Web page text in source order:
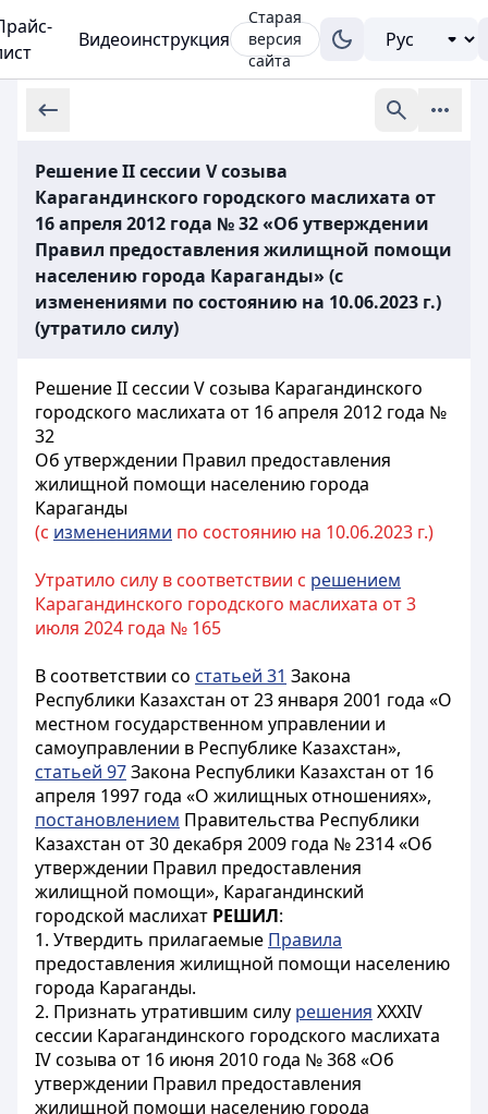
Видеоинструкция
Старая
версия
сайта
Решение II сессии V созыва
Карагандинского городского маслихата от
16 апреля 2012 года № 32 «Об утверждении
Правил предоставления жилищной помощи
населению города Караганды» (с
изменениями по состоянию на 10.06.2023 г.)
(утратило силу)
Решение II сессии V созыва Карагандинского
городского маслихата от 16 апреля 2012 года №
32
Об утверждении Правил предоставления
жилищной помощи населению города
Караганды
(с изменениями по состоянию на 10.06.2023 г.)
Утратило силу в соответствии с решением
Карагандинского городского маслихата от 3
июля 2024 года № 165
В соответствии со статьей 31 Закона
Республики Казахстан от 23 января 2001 года «О
местном государственном управлении и
самоуправлении в Республике Казахстан»,
статьей 97Закона Республики Казахстан от 16
апреля 1997 года «О жилищных отношениях»,
постановлением Правительства Республики
Казахстан от 30 декабря 2009 года № 2314 «Об
утверждении Правил предоставления
жилищной помощи», Карагандинский
городской маслихат РЕШИЛ:
1. Утвердить прилагаемые Правила
предоставления жилищной помощи населению
города Караганды.
2. Признать утратившим силу решения ХХХІV
сессии Карагандинского городского маслихата
IV созыва от 16 июня 2010 года № 368 «Об
утверждении Правил предоставления
жилищной помощи населению города